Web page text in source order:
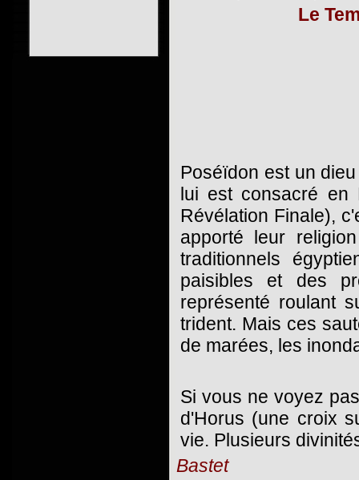
Le
Poséïdon est un
lui est consacré en
Révélation Finale),
apporté leur
traditionnels
paisibles et des
représenté roulant
trident. Mais ces
de marées, les
Si vous ne voyez
d'Horus (une croix
vie. Plusieurs
Bastet